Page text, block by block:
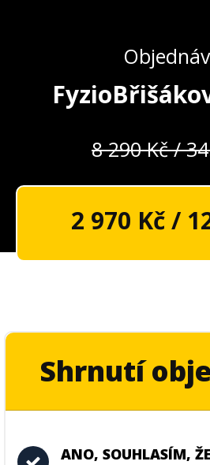
8 290 Kč /
2 970 Kč /
Shrnutí
ANO, SOUHLASÍM,